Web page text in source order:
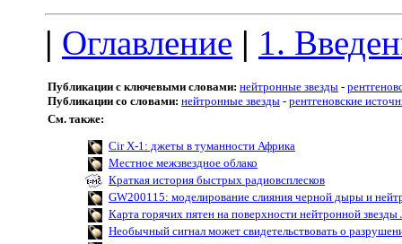
| Оглавление | 1.
Публикации с ключевыми словами: нейтронные звезды -
Публикации со словами: нейтронные звезды - рентгеновские
См. также:
Cir X-1: джеты в туманности Африка
Местное межзвездное облако
Краткая история быстрых радиовсплесков
GW200115: моделирование слияния черной дыры и
Карта горячих пятен на поверхности нейтронной звезды
Необычный сигнал может свидетельствовать о